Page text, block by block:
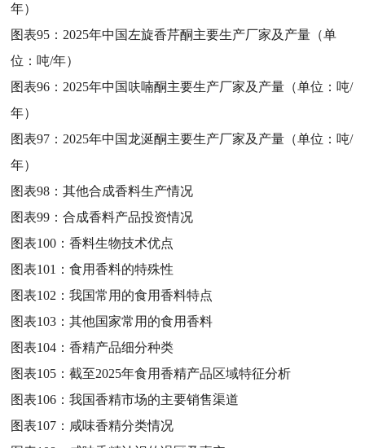
年）
图表95： 2025年中国左旋香芹酮主要生产厂家及产量（单
位：吨/年）
图表96： 2025年中国呋喃酮主要生产厂家及产量（单位：吨/
年）
图表97： 2025年中国龙涎酮主要生产厂家及产量（单位：吨/
年）
图表98：其他合成香料生产情况
图表99：合成香料产品投资情况
图表100：香料生物技术优点
图表101：食用香料的特殊性
图表102：我国常用的食用香料特点
图表103：其他国家常用的食用香料
图表104：香精产品细分种类
图表105：截至2025年食用香精产品区域特征分析
图表106：我国香精市场的主要销售渠道
图表107： 咸味香精分类情况